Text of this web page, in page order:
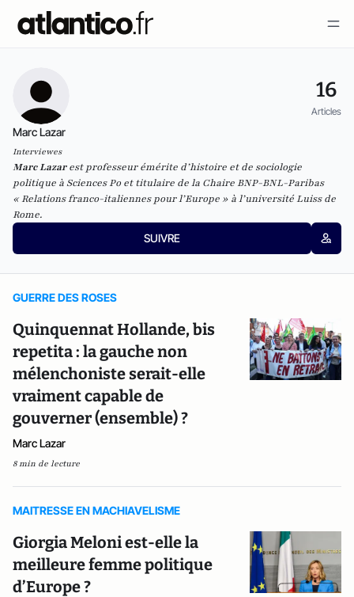
16
Articles
Marc Lazar
Interviewes
Marc Lazarest professeur émérite d’histoire et de sociologie
politique à Sciences Po et titulaire de la Chaire BNP-BNL-Paribas
« Relations franco-italiennes pour l’Europe » à l’université Luiss de
Rome.
SUIVRE
GUERRE DES ROSES
Quinquennat Hollande, bis
repetita : la gauche non
mélenchoniste serait-elle
vraiment capable de
gouverner (ensemble) ?
Marc Lazar
8 min de lecture
MAITRESSE EN MACHIAVELISME
Giorgia Meloni est-elle la
meilleure femme politique
d’Europe ?